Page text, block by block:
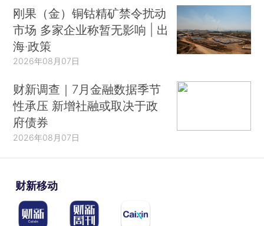
刚果（金）铜钴精矿禁令扰动
市场 多家企业称暂无影响 | 出
海·政策
2026年08月07日
财新调查｜7月金融数据季节
性承压 新增社融或取决于政
府债券
2026年08月07日
财新移动